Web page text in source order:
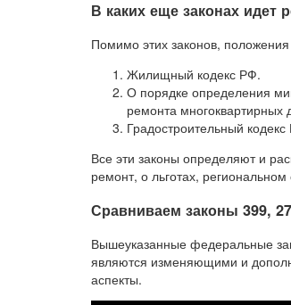
В каких еще законах идет
Помимо этих законов,
Жилищный кодекс РФ.
О порядке определения
ремонта многоквартирных
Градостроительный
Все эти законы определяют и
ремонт, о льготах,
Сравниваем законы 399,
Вышеуказанные федеральные
являются изменяющими и
аспекты.